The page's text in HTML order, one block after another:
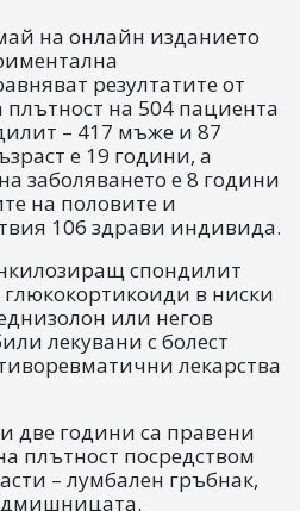
на онлайн изданието
резултатите от
плътност на 504 пациента
– 417 мъже и 87
е 19 години, а
заболяването е 8 години
на половите и
106 здрави индивида.
спондилит
в ниски
или негов
лекувани с болест
лекарства
две години са правени
плътност посредством
– лумбален гръбнак,